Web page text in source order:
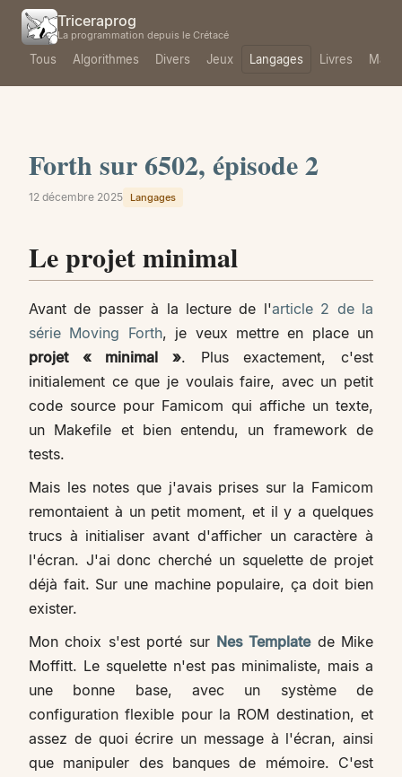
Triceraprog
La programmation depuis le Crétacé
Tous Algorithmes Divers Jeux Langages Livres
Forth sur 6502, épisode 2
12 décembre 2025 Langages
Le projet minimal
Avant de passer à la lecture de l'article 2 de la
série Moving Forth, je veux mettre en place un
projet « minimal ». Plus exactement, c'est
initialement ce que je voulais faire, avec un petit
code source pour Famicom qui affiche un texte,
un Makefile et bien entendu, un framework de
tests.
Mais les notes que j'avais prises sur la Famicom
remontaient à un petit moment, et il y a quelques
trucs à initialiser avant d'afficher un caractère à
l'écran. J'ai donc cherché un squelette de projet
déjà fait. Sur une machine populaire, ça doit bien
exister.
Mon choix s'est porté sur Nes Templatede Mike
Moffitt. Le squelette n'est pas minimaliste, mais a
une bonne base, avec un système de
configuration flexible pour la ROM destination, et
assez de quoi écrire un message à l'écran, ainsi
que manipuler des banques de mémoire. C'est